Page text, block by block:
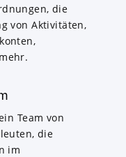
die
von Aktivitäten,
Team von
die
im